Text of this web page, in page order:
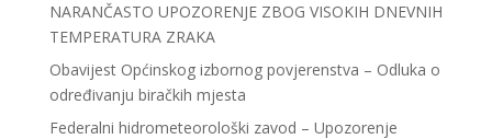
NARANČASTO UPOZORENJE ZBOG VISOKIH DNEVNIH
TEMPERATURA ZRAKA
Obavijest Općinskog izbornog povjerenstva – Odluka o
određivanju biračkih mjesta
Federalni hidrometeorološki zavod – Upozorenje